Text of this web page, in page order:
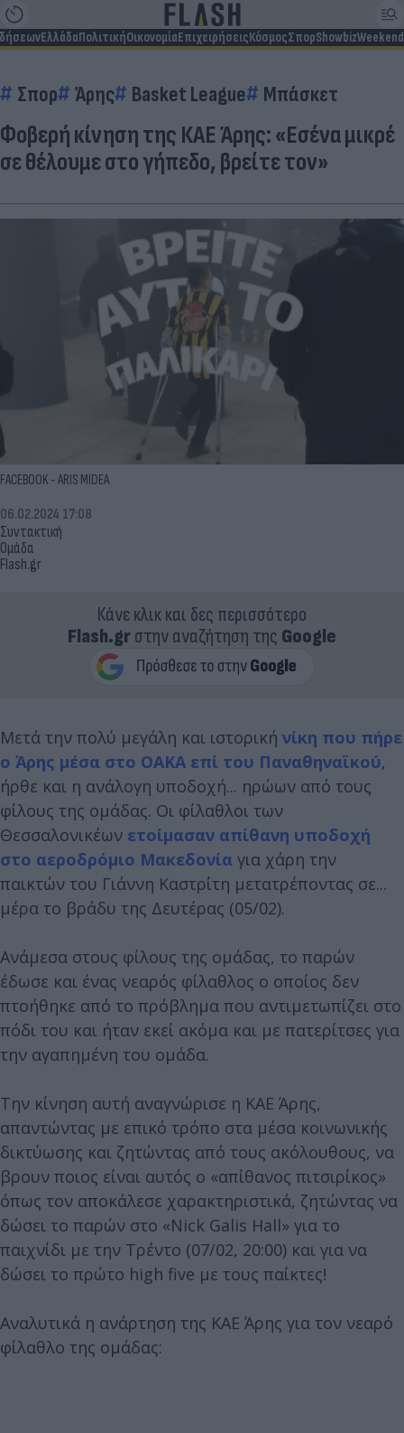
ΕλλάδαΠολιτικήΟικονομίαΕπιχειρήσειςΚόσμοςΣπορShowbizWeekend
Σπορ Άρης Basket League Μπάσκετ
Φοβερή κίνηση της ΚΑΕ Άρης: «Εσένα μικρέ
σε θέλουμε στο γήπεδο, βρείτε τον»
FACEBOOK - ARIS MIDEA
Συντακτική
Ομάδα
Flash.gr
06.02.2024 17:08
Κάνε κλικ και δες περισσότερο
Flash.grστην αναζήτηση της Google
Μετά την πολύ μεγάλη και ιστορική νίκη που πήρε
ο Άρης μέσα στο ΟΑΚΑ επί του Παναθηναϊκού,
ήρθε και η ανάλογη υποδοχή... ηρώων από τους
φίλους της ομάδας. Οι φίλαθλοι των
Θεσσαλονικέων ετοίμασαν απίθανη υποδοχή
στο αεροδρόμιο Μακεδονία για χάρη την
παικτών του Γιάννη Καστρίτη μετατρέποντας σε...
μέρα το βράδυ της Δευτέρας (05/02).
Ανάμεσα στους φίλους της ομάδας, το παρών
έδωσε και ένας νεαρός φίλαθλος ο οποίος δεν
πτοήθηκε από το πρόβλημα που αντιμετωπίζει στο
πόδι του και ήταν εκεί ακόμα και με πατερίτσες για
την αγαπημένη του ομάδα.
Την κίνηση αυτή αναγνώρισε η ΚΑΕ Άρης,
απαντώντας με επικό τρόπο στα μέσα κοινωνικής
δικτύωσης και ζητώντας από τους ακόλουθους, να
βρουν ποιος είναι αυτός ο «απίθανος πιτσιρίκος»
όπως τον αποκάλεσε χαρακτηριστικά, ζητώντας να
δώσει το παρών στο «Nick Galis Hall» για το
παιχνίδι με την Τρέντο (07/02, 20:00) και για να
δώσει το πρώτο high five με τους παίκτες!
Αναλυτικά η ανάρτηση της ΚΑΕ Άρης για τον νεαρό
φίλαθλο της ομάδας: